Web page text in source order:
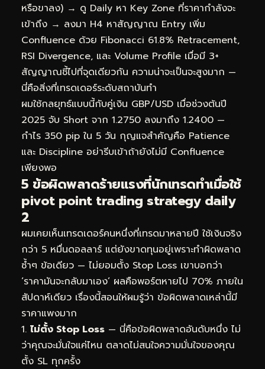
หรือขาลง) → ดู Daily หา Key Zone ที่ราคากำลังจะ
เข้าถึง → ลงมา H4 หาสัญญาณ Entry เพิ่ม
Confluence ด้วย Fibonacci 61.8% Retracement,
RSI Divergence, และ Volume Profile เมื่อมี 3+
สัญญาณชี้ไปที่จุดเดียวกัน ความน่าจะเป็นจะสูงมาก —
นี่คือสิ่งที่เทรดเดอร์ระดับสถาบันทำ
ผมใช้กลยุทธ์แบบนี้กับคู่เงิน GBP/USD เมื่อช่วงต้นปี
2025 จับ Short จาก 1.2750 ลงมาถึง 1.2400 —
กำไร 350 pip ใน 5 วัน กุญแจสำคัญคือ Patience
และ Discipline อย่ารีบเข้าถ้ายังไม่มี Confluence
เพียงพอ
5 ข้อผิดพลาดร้ายแรงที่นักเทรดทำเมื่อใช้
pivot point trading strategy daily
2
ผมเคยเห็นเทรดเดอร์คนหนึ่งที่เทรดมาหลายปี ใช้เงินจริง
กว่า 5 หมื่นดอลลาร์ แต่ยังขาดทุนอยู่เพราะทำผิดพลาด
ซ้ำๆ ข้อเดียว — ไม่ยอมตั้ง Stop Loss เขาบอกว่า
‘ราคามันจะกลับมาเอง’ ผลคือพอร์ตหายไป 70% ภายใน
สัปดาห์เดียว เรื่องนี้สอนให้ผมรู้ว่า ข้อผิดพลาดเหล่านี้มี
ราคาแพงมาก
ไม่ตั้ง Stop Loss — นี่คือข้อผิดพลาดอันดับหนึ่ง ไม่
ว่าคุณจะมั่นใจแค่ไหน ตลาดไม่สนใจความมั่นใจของคุณ
ตั้ง SL ทุกครั้ง